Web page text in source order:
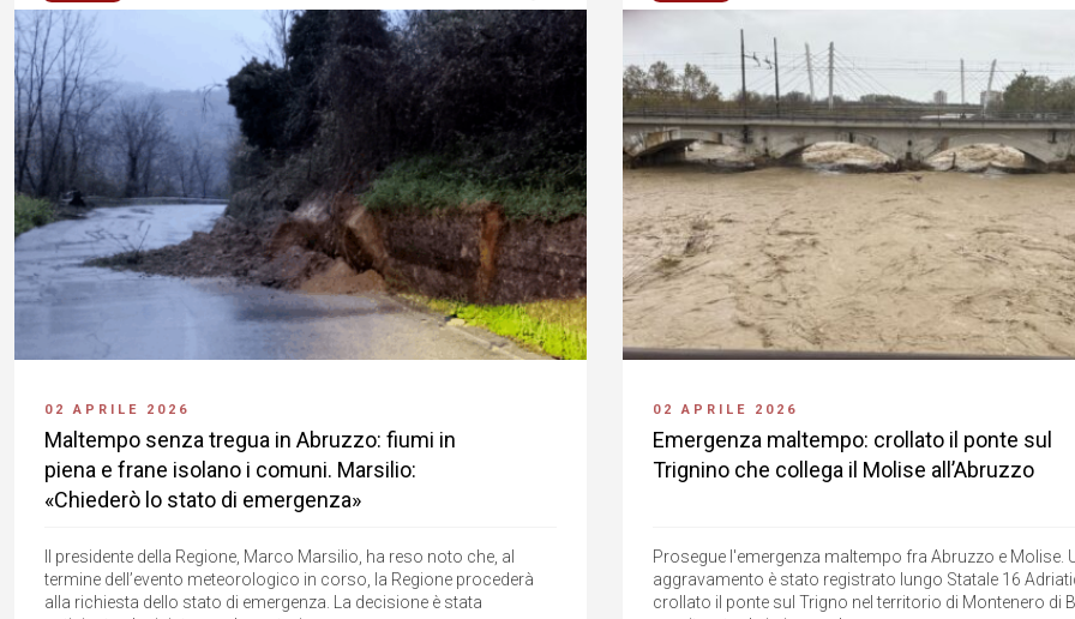
02 APRILE 2026
Maltempo senza tregua in Abruzzo: fiumi in
piena e frane isolano i comuni. Marsilio:
«Chiederò lo stato di emergenza»
Il presidente della Regione, Marco Marsilio, ha reso noto che, al
termine dell’evento meteorologico in corso, la Regione procederà
alla richiesta dello stato di emergenza. La decisione è stata
02 APRILE 2026
Emergenza maltempo: crollato il ponte sul
Trignino che collega il Molise all’Abruzzo
Prosegue l'emergenza maltempo fra Abruzzo e Molise.
aggravamento è stato registrato lungo Statale 16
crollato il ponte sul Trigno nel territorio di Montenero di